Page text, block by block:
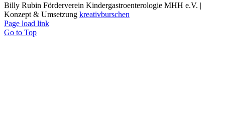
Billy Rubin Förderverein Kindergastroenterologie MHH e.V. |
Konzept & Umsetzung kreativburschen
Page load link
Go to Top